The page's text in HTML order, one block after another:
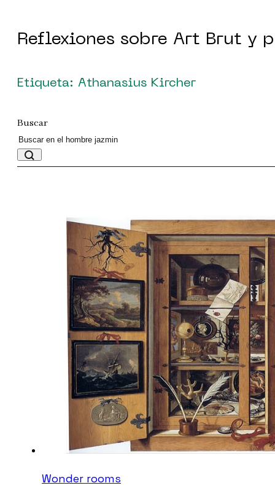
Reflexiones sobre Art Brut y
Etiqueta: Athanasius Kircher
Buscar
Wonder rooms